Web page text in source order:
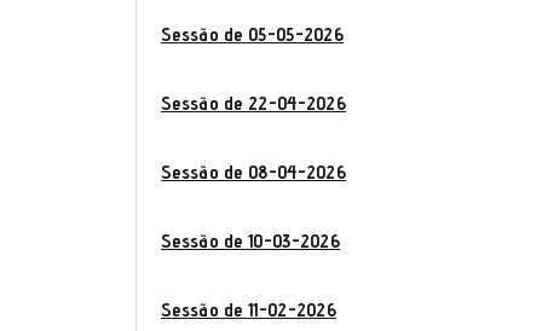
Sessão de 05-05-2026
Sessão de 22-04-2026
Sessão de 08-04-2026
Sessão de 10-03-2026
Sessão de 11-02-2026